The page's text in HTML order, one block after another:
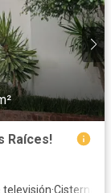
Raíces!
televisión·Cisterna